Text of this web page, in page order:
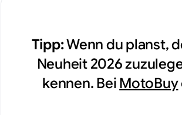
Tipp:Wenn du planst,
Neuheit 2026
kennen. BeiMotoBuy